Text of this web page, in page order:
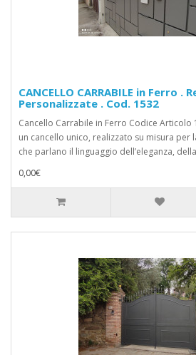
CANCELLO CARRABILE in Ferro .
Personalizzate . Cod. 1532
Cancello Carrabile in Ferro Codice Articolo
un cancello unico, realizzato su misura per
che parlano il linguaggio dell’eleganza,
0,00€